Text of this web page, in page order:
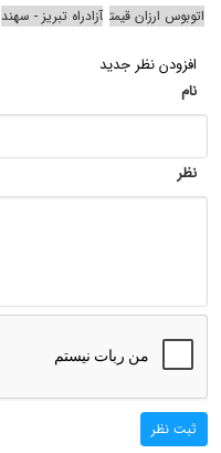
اتوبوس ارزان قیمت آزادراه تبریز - سهند
افزودن نظر جدید
نام
نظر
ثبت نظر